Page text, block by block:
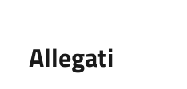
Allegati